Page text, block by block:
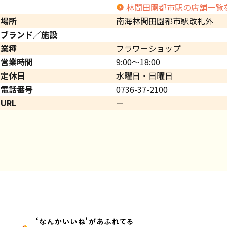
林間田園都市駅の店舗一覧
場所
南海林間田園都市駅改札外
ブランド／施設
業種
フラワーショップ
営業時間
9:00～18:00
定休日
水曜日・日曜日
電話番号
0736-37-2100
URL
ー